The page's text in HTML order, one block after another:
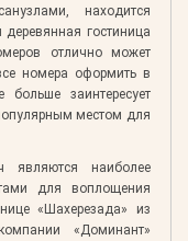
находится
гостиница
отлично может
номера оформить в
заинтересует
местом для
наиболее
для воплощения
«Шахерезада» из
«Доминант»